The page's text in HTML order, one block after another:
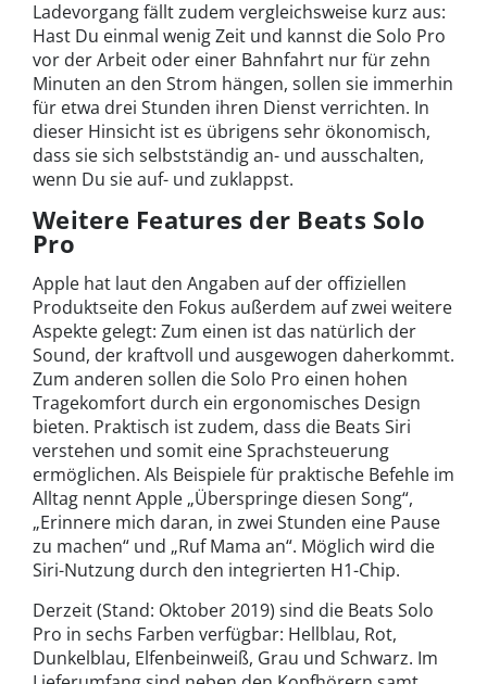
Ladevorgang fällt zudem vergleichsweise kurz aus:
Hast Du einmal wenig Zeit und kannst die Solo Pro
vor der Arbeit oder einer Bahnfahrt nur für zehn
Minuten an den Strom hängen, sollen sie immerhin
für etwa drei Stunden ihren Dienst verrichten. In
dieser Hinsicht ist es übrigens sehr ökonomisch,
dass sie sich selbstständig an- und ausschalten,
wenn Du sie auf- und zuklappst.
Weitere Features der Beats Solo
Pro
Apple hat laut den Angaben auf der offiziellen
Produktseite den Fokus außerdem auf zwei weitere
Aspekte gelegt: Zum einen ist das natürlich der
Sound, der kraftvoll und ausgewogen daherkommt.
Zum anderen sollen die Solo Pro einen hohen
Tragekomfort durch ein ergonomisches Design
bieten. Praktisch ist zudem, dass die Beats Siri
verstehen und somit eine Sprachsteuerung
ermöglichen. Als Beispiele für praktische Befehle im
Alltag nennt Apple „Überspringe diesen Song“,
„Erinnere mich daran, in zwei Stunden eine Pause
zu machen“ und „Ruf Mama an“. Möglich wird die
Siri-Nutzung durch den integrierten H1-Chip.
Derzeit (Stand: Oktober 2019) sind die Beats Solo
Pro in sechs Farben verfügbar: Hellblau, Rot,
Dunkelblau, Elfenbeinweiß, Grau und Schwarz. Im